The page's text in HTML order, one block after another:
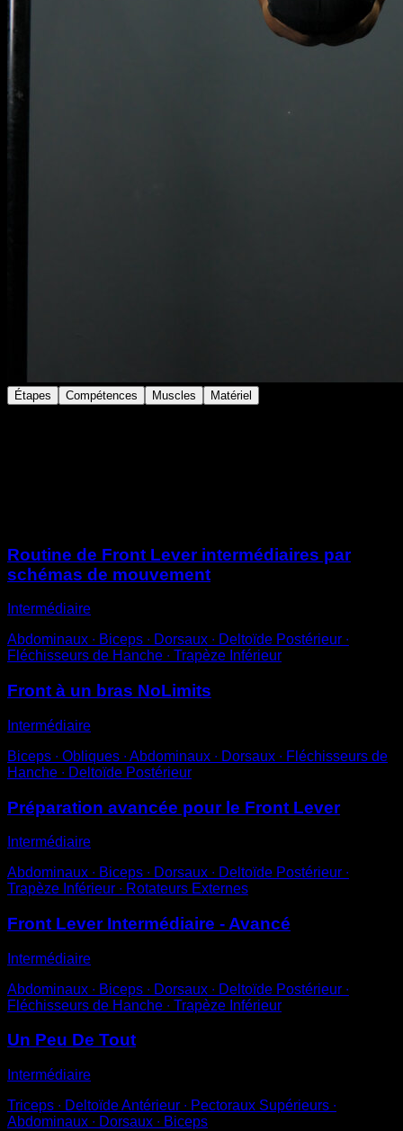
Étapes Compétences Muscles Matériel
Routine de Front Lever intermédiaires par
schémas de mouvement
Intermédiaire
Abdominaux ∙ Biceps ∙ Dorsaux ∙ Deltoïde Postérieur ∙
Fléchisseurs de Hanche ∙ Trapèze Inférieur
Front à un bras NoLimits
Intermédiaire
Biceps ∙ Obliques ∙ Abdominaux ∙ Dorsaux ∙ Fléchisseurs de
Hanche ∙ Deltoïde Postérieur
Préparation avancée pour le Front Lever
Intermédiaire
Abdominaux ∙ Biceps ∙ Dorsaux ∙ Deltoïde Postérieur ∙
Trapèze Inférieur ∙ Rotateurs Externes
Front Lever Intermédiaire - Avancé
Intermédiaire
Abdominaux ∙ Biceps ∙ Dorsaux ∙ Deltoïde Postérieur ∙
Fléchisseurs de Hanche ∙ Trapèze Inférieur
Un Peu De Tout
Intermédiaire
Triceps ∙ Deltoïde Antérieur ∙ Pectoraux Supérieurs ∙
Abdominaux ∙ Dorsaux ∙ Biceps